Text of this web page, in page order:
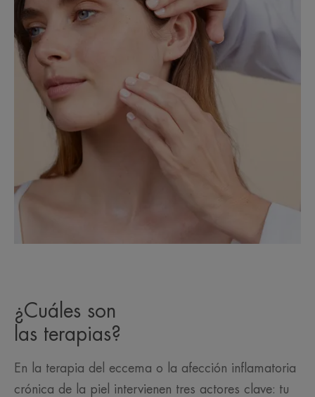
¿Cuáles son
las terapias?
En la terapia del eccema o la afección inflamatoria
crónica de la piel intervienen tres actores clave: tu